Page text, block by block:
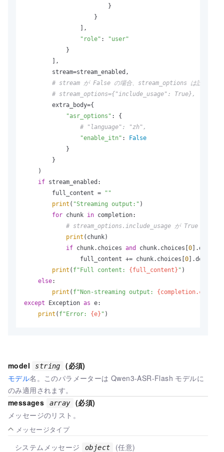
                        }
                    }
                ],
"role" :
"user"
            }
        ],
        stream=stream_enabled,
# stream が False の場合、stream_options は設定でき
# stream_options={"include_usage": True},
        extra_body={
"asr_options" : {
# "language": "zh",
"enable_itn" : False
            }
        }
    )
if stream_enabled:
        full_content =
""
print ( "Streaming output:" )
for chunk in completion:
# stream_options.include_usage が True の場合、最
print (chunk)
if chunk.choices and chunk.choices[0
                full_content += chunk.choices[
0
print ( f"Full content: {full_content} " )
else:
print ( f"Non-streaming output:
except Exception as e:
print ( f"Error: {e} " )
model string
(必須)
モデル名。このパラメーターは Qwen3-ASR-Flash モデルに
のみ適用されます。
messages
array
(必須)
メッセージのリスト。
メッセージタイプ
システムメッセージ object (任意)